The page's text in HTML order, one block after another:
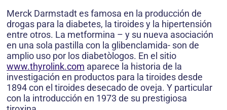
Merck Darmstadt es famosa en la producción de
drogas para la diabetes, la tiroides y la hipertensión
entre otros. La metformina – y su nueva asociación
en una sola pastilla con la glibenclamida- son de
amplio uso por los diabetòlogos. En el sitio
www.thyrolink.com aparece la historia de la
investigación en productos para la tiroides desde
1894 con el tiroides desecado de oveja. Y particular
con la introducción en 1973 de su prestigiosa